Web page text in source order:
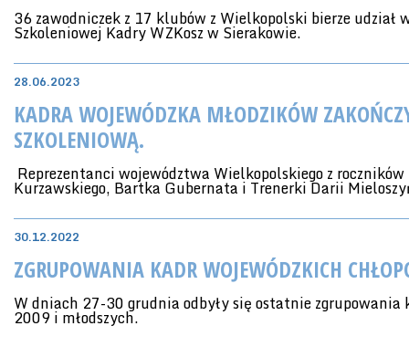
36 zawodniczek z 17 klubów z Wielkopolski bierze
Szkoleniowej Kadry WZKosz w Sierakowie.
28.06.2023
KADRA WOJEWÓDZKA MŁODZIKÓW
SZKOLENIOWĄ.
Reprezentanci województwa Wielkopolskiego z
Kurzawskiego, Bartka Gubernata i Trenerki Darii
30.12.2022
ZGRUPOWANIA KADR WOJEWÓDZKICH
W dniach 27-30 grudnia odbyły się ostatnie zgrupowania
2009 i młodszych.